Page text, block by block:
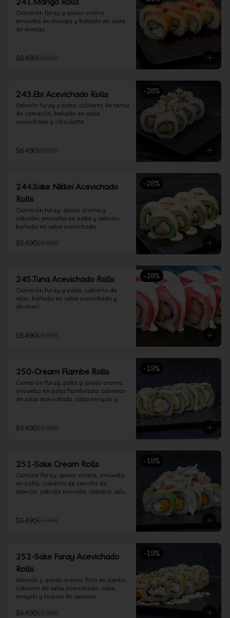
Camarón furay y queso crema,
envuelto en mango y bañado en salsa
de mango
$6.490$8.990
-28%
243.Ebi Acevichado Rolls
Salmón furay y palta, cubierto de tartar
de camarón, bañado en salsa
acevichada y ciboulette
$6.490$8.990
-28%
244.Sake Nikkei Acevichado
Rolls
Camarón furay, queso crema y
cebollín, envuelto en palta y salmón,
bañado en salsa acevichada
$6.490$8.990
-28%
245.Tuna Acevichado Rolls
Camarón furay y palta, cubierto de
atún, bañado en salsa acevichada y
shichimi
$6.490$8.990
-19%
250-Cream Flambe Rolls
Camarón furay, palta y queso crema,
envuelto en palta flambeada, cubierto
de salsa acevichada, salsa teriyaki y
$6.490$7.990
-19%
251-Sake Cream Rolls
Camote furay, queso crema, envuelto
en palta, cubierto de ceviche de
salmón, cebolla morada, cilantro, salsa
$6.490$7.990
-19%
252-Sake Furay Acevichado
Rolls
Salmón y queso crema, frito en panko,
cubierto de salsa acevichada, salsa
teriyaki y toques de sesamo.
$6.490$7.990